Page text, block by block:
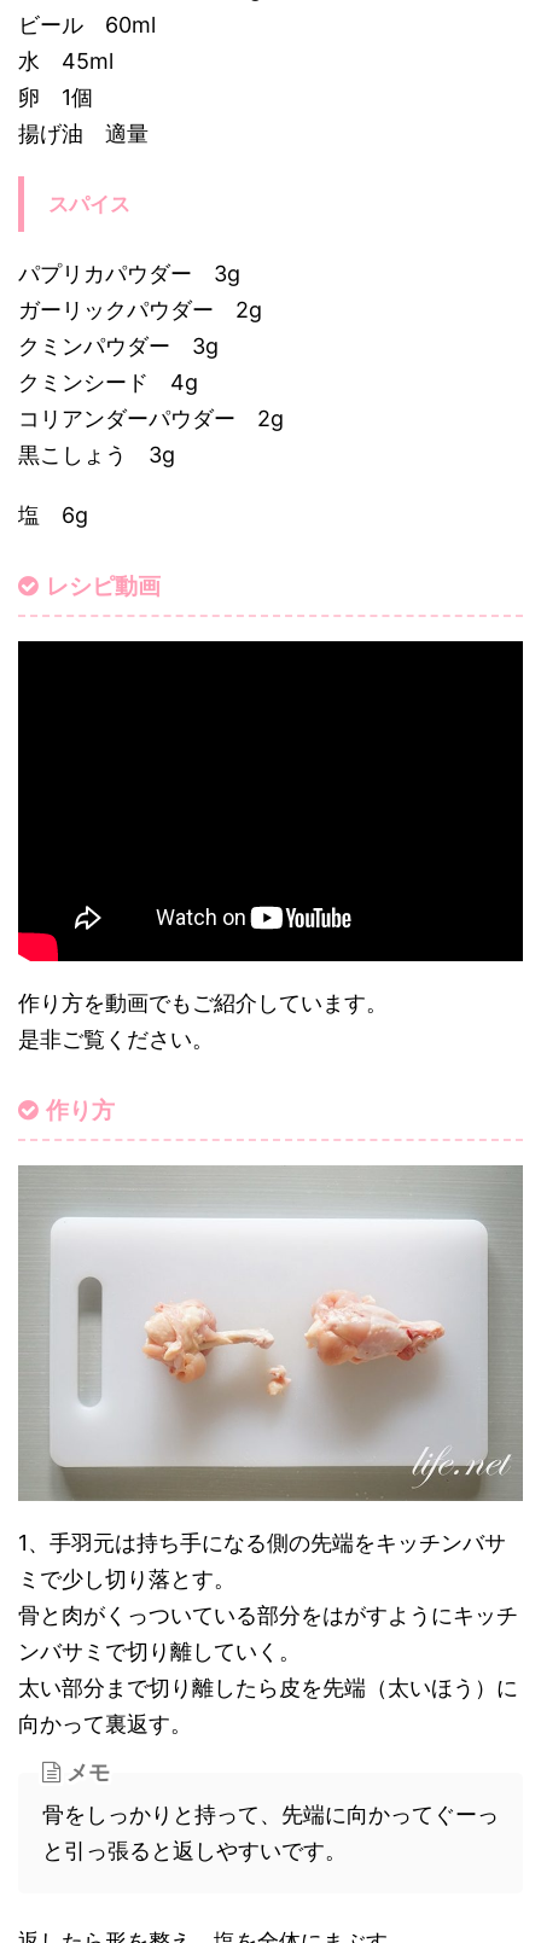
ビール 60ml
水 45ml
卵 1個
揚げ油 適量
スパイス
パプリカパウダー 3g
ガーリックパウダー 2g
クミンパウダー 3g
クミンシード 4g
コリアンダーパウダー 2g
黒こしょう 3g
塩 6g
レシピ動画
作り方を動画でもご紹介しています。
是非ご覧ください。
作り方
1、手羽元は持ち手になる側の先端をキッチンバサ
ミで少し切り落とす。
骨と肉がくっついている部分をはがすようにキッチ
ンバサミで切り離していく。
太い部分まで切り離したら皮を先端（太いほう）に
向かって裏返す。
メモ
骨をしっかりと持って、先端に向かってぐーっ
と引っ張ると返しやすいです。